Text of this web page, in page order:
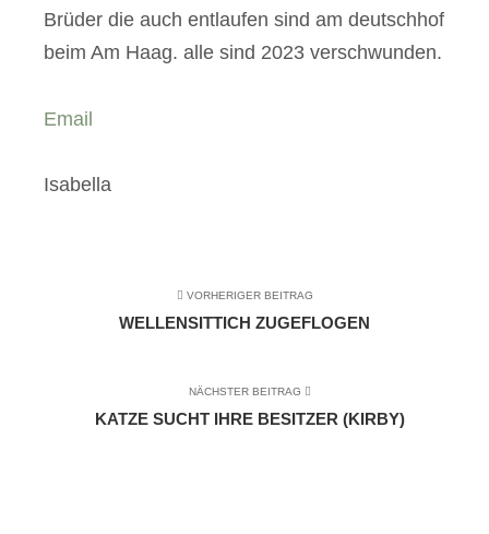
Brüder die auch entlaufen sind am deutschhof
beim Am Haag. alle sind 2023 verschwunden.
Email
Isabella
VORHERIGER BEITRAG
WELLENSITTICH ZUGEFLOGEN
NÄCHSTER BEITRAG
KATZE SUCHT IHRE BESITZER (KIRBY)